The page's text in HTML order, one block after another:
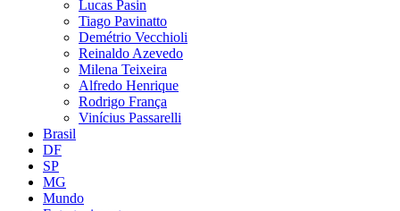
Lucas Pasin
Tiago Pavinatto
Demétrio Vecchioli
Reinaldo Azevedo
Milena Teixeira
Alfredo Henrique
Rodrigo França
Vinícius Passarelli
Brasil
DF
SP
MG
Mundo